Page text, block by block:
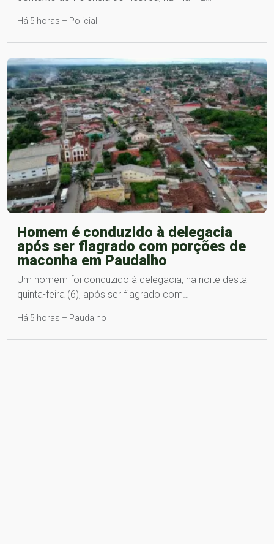
Há 5 horas – Policial
Homem é conduzido à delegacia
após ser flagrado com porções de
maconha em Paudalho
Um homem foi conduzido à delegacia, na noite desta
quinta-feira (6), após ser flagrado com…
Há 5 horas – Paudalho